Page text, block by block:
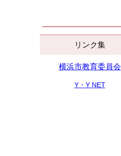
リンク集
横浜市教育委員会
Y・Y NET